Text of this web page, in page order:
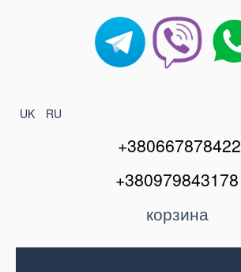
UK RU
+380667878422
+380979843178
корзина